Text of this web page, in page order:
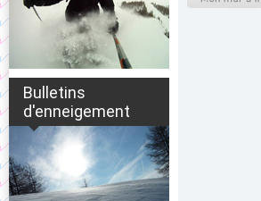
Bulletins
d'enneigement